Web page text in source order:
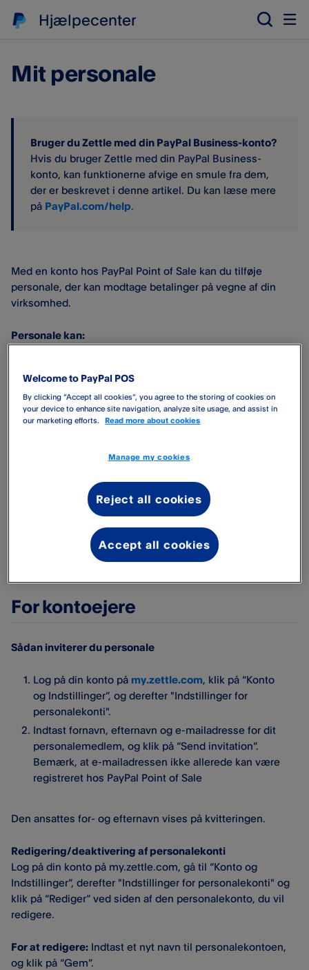
Hjælpecenter
Mit personale
Bruger du Zettle med din PayPal Business-konto?
Hvis du bruger Zettle med din PayPal Business-
konto, kan funktionerne afvige en smule fra dem,
der er beskrevet i denne artikel. Du kan læse mere
på PayPal.com/help.
Med en konto hos PayPal Point of Sale kan du tilføje
personale, der kan modtage betalinger på vegne af din
virksomhed.
Personale kan:
Logge på PayPal Point of Sale-appen med egne
adgangsoplysninger
Tilføje, ændre eller slette produkter fra
produktbiblioteket
Logge på my.zettle.com
Invitere andre ansatte
For kontoejere
Sådan inviterer du personale
Log på din konto på my.zettle.com, klik på “Konto
og Indstillinger”, og derefter "Indstillinger for
personalekonti".
Indtast fornavn, efternavn og e-mailadresse for dit
personalemedlem, og klik på “Send invitation”.
Bemærk, at e-mailadressen ikke allerede kan være
registreret hos PayPal Point of Sale
Den ansattes for- og efternavn vises på kvitteringen.
Redigering/deaktivering af personalekonti
Log på din konto på my.zettle.com, gå til “Konto og
Indstillinger”, derefter "Indstillinger for personalekonti" og
klik på “Rediger” ved siden af den personalekonto, du vil
redigere.
For at redigere: Indtast et nyt navn til personalekontoen,
og klik på “Gem”.
Welcome to PayPal POS
By clicking “Accept all cookies”, you agree to the storing of cookies on
your device to enhance site navigation, analyze site usage, and assist in
our marketing efforts.
Read more about cookies
Manage my cookies
Reject all cookies
Accept all cookies